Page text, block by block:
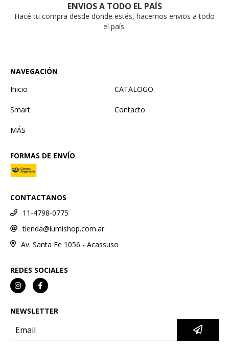
ENVIOS A TODO EL PAÍS
Hacé tu compra desde donde estés, hacemos envios a todo
el país.
NAVEGACIÓN
Inicio
CATALOGO
Smart Contacto
MÁS
FORMAS DE ENVÍO
CONTACTANOS
11-4798-0775
tienda@lumishop.com.ar
Av. Santa Fe 1056 - Acassuso
REDES SOCIALES
NEWSLETTER